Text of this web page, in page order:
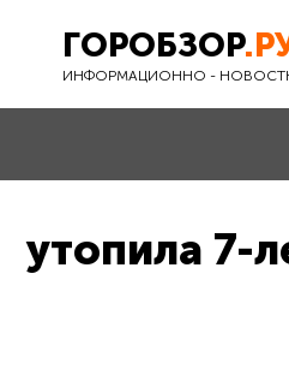
ГОРОБЗОР
ИНФОРМАЦИОННО -
утопила 7-